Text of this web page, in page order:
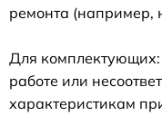
ремонта (например,
Для комплектующих:
работе или
характеристикам